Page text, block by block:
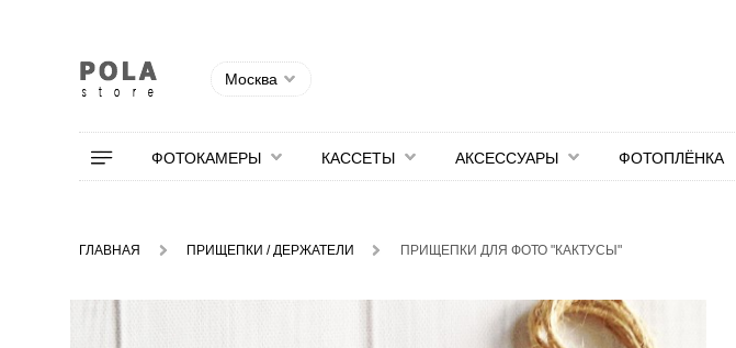
Москва
ФОТОКАМЕРЫ КАССЕТЫ АКСЕССУАРЫ ФОТОПЛЁНКА
ГЛАВНАЯ ПРИЩЕПКИ / ДЕРЖАТЕЛИ ПРИЩЕПКИ ДЛЯ ФОТО "КАКТУСЫ"